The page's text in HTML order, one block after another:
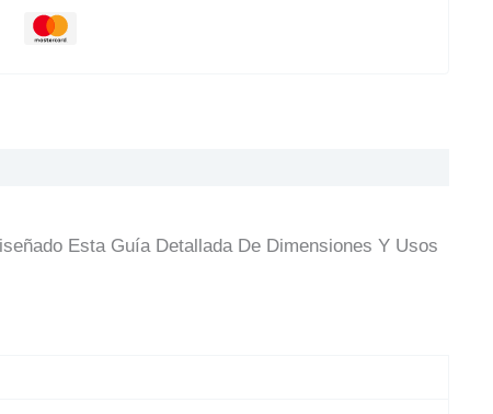
Esta Guía Detallada De Dimensiones Y Usos